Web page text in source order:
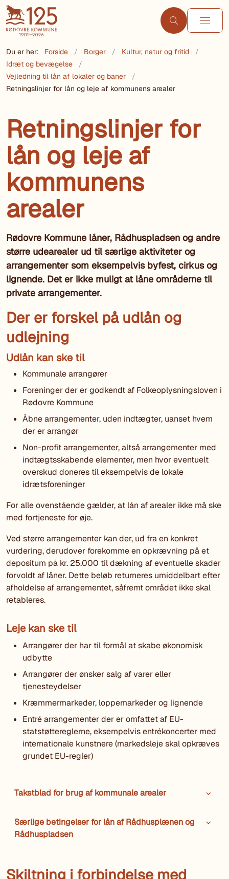
Du er her: Forside Borger
Kultur, natur og fritid
Idræt og bevægelse
Vejledning til lån af lokaler og baner
Retningslinjer for lån og leje af kommunens arealer
Retningslinjer for
lån og leje af
kommunens
arealer
Rødovre Kommune låner, Rådhuspladsen og andre
større udearealer ud til særlige aktiviteter og
arrangementer som eksempelvis byfest, cirkus og
lignende. Det er ikke muligt at låne områderne til
private arrangementer.
Der er forskel på udlån og
udlejning
Udlån kan ske til
Kommunale arrangører
Foreninger der er godkendt af Folkeoplysningsloven i
Rødovre Kommune
Åbne arrangementer, uden indtægter, uanset hvem
der er arrangør
Non-profit arrangementer, altså arrangementer med
indtægtsskabende elementer, men hvor eventuelt
overskud doneres til eksempelvis de lokale
idrætsforeninger
For alle ovenstående gælder, at lån af arealer ikke må ske
med fortjeneste for øje.
Ved større arrangementer kan der, ud fra en konkret
vurdering, derudover forekomme en opkrævning på et
depositum på kr. 25.000 til dækning af eventuelle skader
forvoldt af låner. Dette beløb returneres umiddelbart efter
afholdelse af arrangementet, såfremt området ikke skal
retableres.
Leje kan ske til
Arrangører der har til formål at skabe økonomisk
udbytte
Arrangører der ønsker salg af varer eller
tjenesteydelser
Kræmmermarkeder, loppemarkeder og lignende
Entré arrangementer der er omfattet af EU-
statstøttereglerne, eksempelvis entrékoncerter med
internationale kunstnere (markedsleje skal opkræves
grundet EU-regler)
Takstblad for brug af kommunale arealer
Særlige betingelser for lån af Rådhusplænen og
Rådhuspladsen
Skiltning i forbindelse med